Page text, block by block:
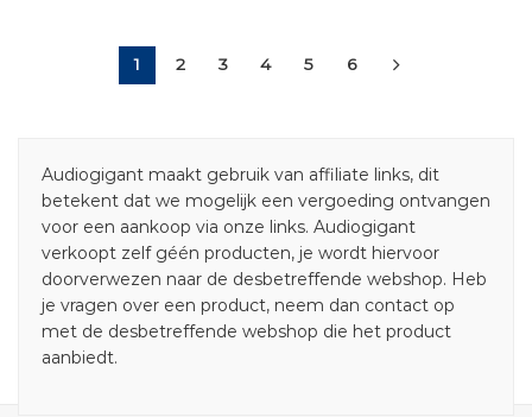
1 2 3 4 5 6
Audiogigant maakt gebruik van affiliate links, dit
betekent dat we mogelijk een vergoeding ontvangen
voor een aankoop via onze links. Audiogigant
verkoopt zelf géén producten, je wordt hiervoor
doorverwezen naar de desbetreffende webshop. Heb
je vragen over een product, neem dan contact op
met de desbetreffende webshop die het product
aanbiedt.